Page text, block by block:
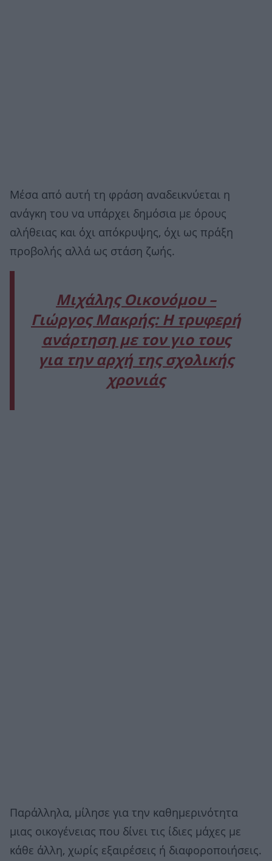
Μέσα από αυτή τη φράση αναδεικνύεται η
ανάγκη του να υπάρχει δημόσια με όρους
αλήθειας και όχι απόκρυψης, όχι ως πράξη
προβολής αλλά ως στάση ζωής.
Μιχάλης Οικονόμου –
Γιώργος Μακρής: Η τρυφερή
ανάρτηση με τον γιο τους
για την αρχή της σχολικής
χρονιάς
Παράλληλα, μίλησε για την καθημερινότητα
μιας οικογένειας που δίνει τις ίδιες μάχες με
κάθε άλλη, χωρίς εξαιρέσεις ή διαφοροποιήσεις.